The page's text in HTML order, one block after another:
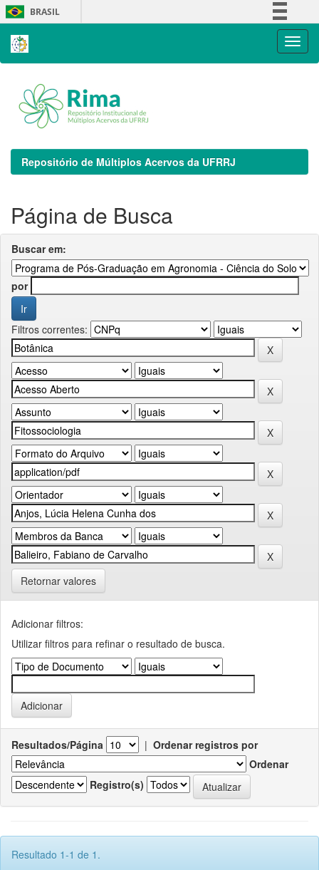
Skip
navigation
BRASIL
Repositório de Múltiplos Acervos da UFRRJ
Página de Busca
Buscar em:
por
Filtros correntes:
Retornar valores
Adicionar filtros:
Utilizar filtros para refinar o resultado de busca.
Resultados/Página | Ordenar registros por
Ordenar
Registro(s)
Resultado 1-1 de 1.